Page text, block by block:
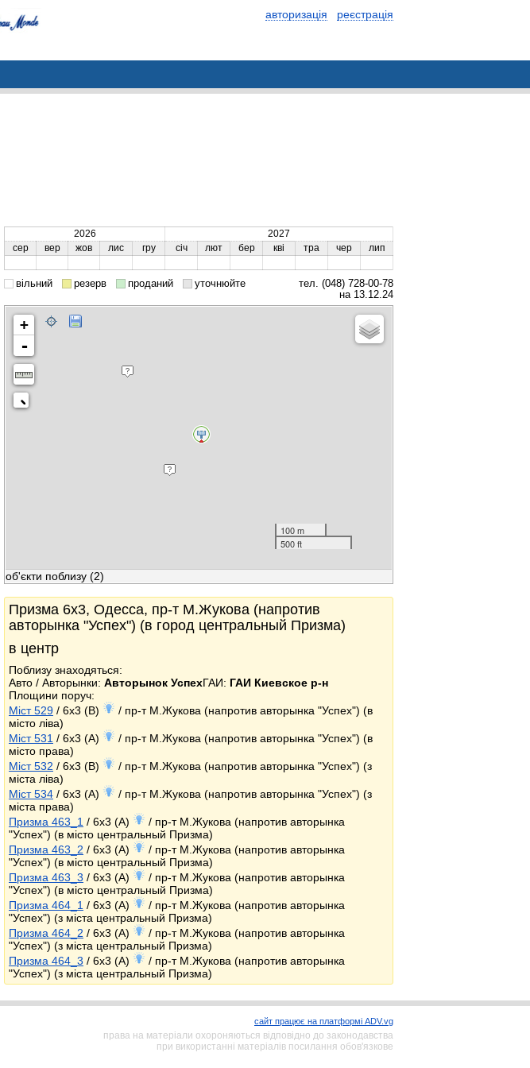
авторизація реєстрація
2026
2027
сер
вер жов лис гру січ лют бер кві тра чер лип
вільний резерв проданий уточнюйте
тел. (048) 728-00-78
на 13.12.24
+
-
100 m
500 ft
об'єкти поблизу (2)
Призма 6x3, Одесса, пр-т М.Жукова (напротив
авторынка "Успех") (в город центральный Призма)
в центр
Поблизу знаходяться:
Авто / Авторынки: Авторынок УспехГАИ: ГАИ Киевское р-н
Площини поруч:
Міст 529 / 6x3 (B)
/ пр-т М.Жукова (напротив авторынка "Успех") (в
місто ліва)
Міст 531 / 6x3 (A)
/ пр-т М.Жукова (напротив авторынка "Успех") (в
місто права)
Міст 532 / 6x3 (B)
/ пр-т М.Жукова (напротив авторынка "Успех") (з
міста ліва)
Міст 534 / 6x3 (A)
/ пр-т М.Жукова (напротив авторынка "Успех") (з
міста права)
Призма 463_1 / 6x3 (A)
/ пр-т М.Жукова (напротив авторынка
"Успех") (в місто центральный Призма)
Призма 463_2 / 6x3 (A)
/ пр-т М.Жукова (напротив авторынка
"Успех") (в місто центральный Призма)
Призма 463_3 / 6x3 (A)
/ пр-т М.Жукова (напротив авторынка
"Успех") (в місто центральный Призма)
Призма 464_1 / 6x3 (A)
/ пр-т М.Жукова (напротив авторынка
"Успех") (з міста центральный Призма)
Призма 464_2 / 6x3 (A)
/ пр-т М.Жукова (напротив авторынка
"Успех") (з міста центральный Призма)
Призма 464_3 / 6x3 (A)
/ пр-т М.Жукова (напротив авторынка
"Успех") (з міста центральный Призма)
сайт працює на платформі ADV.vg
права на матеріали охороняються відповідно до законодавства
при використанні матеріалів посилання обов'язкове